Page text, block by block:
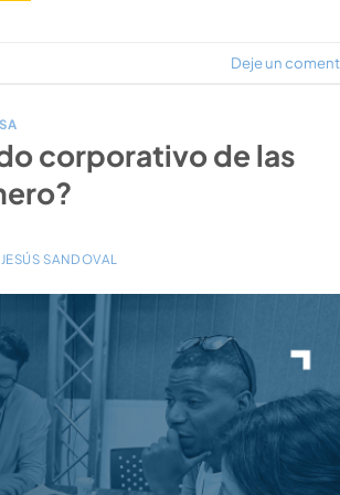
Deje un
corporativo de las
JESÚS SANDOVAL